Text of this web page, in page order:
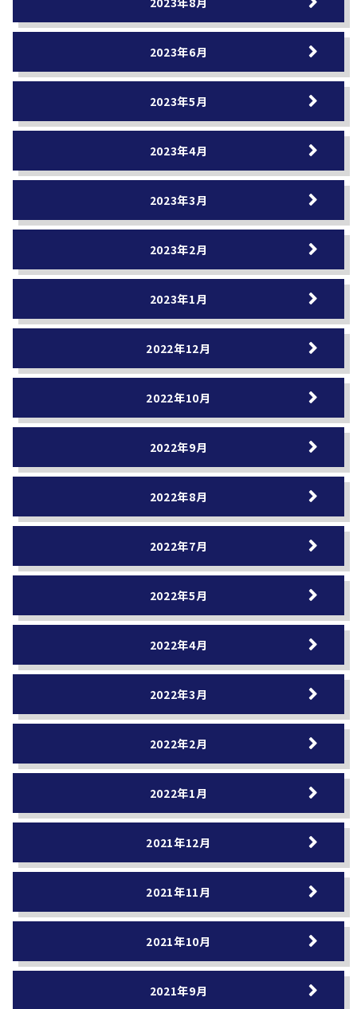
2023年6月
2023年5月
2023年4月
2023年3月
2023年2月
2023年1月
2022年12月
2022年10月
2022年9月
2022年8月
2022年7月
2022年5月
2022年4月
2022年3月
2022年2月
2022年1月
2021年12月
2021年11月
2021年10月
2021年9月